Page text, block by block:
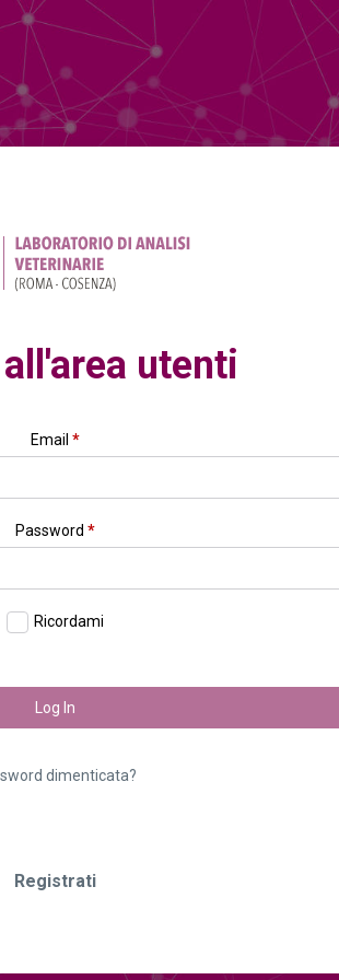
utenti
Email *
Password *
Ricordami
Log In
dimenticata?
Registrati